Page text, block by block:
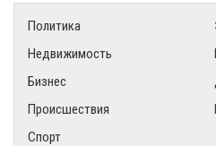
Политика
Недвижимость
Бизнес
Происшествия
Спорт